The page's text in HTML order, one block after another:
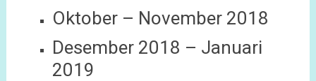
Oktober – November 2018
Desember 2018 – Januari
2019